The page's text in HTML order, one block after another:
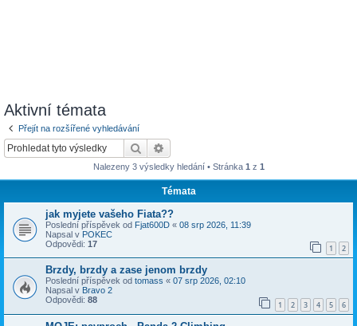
Aktivní témata
Přejít na rozšířené vyhledávání
Hledat
Nalezeny 3 výsledky hledání • Stránka 1 z 1
Témata
jak myjete vašeho Fiata??
Poslední příspěvek od Fjat600D « 08 srp 2026, 11:39
Napsal v POKEC
Odpovědi: 17 1 2
Brzdy, brzdy a zase jenom brzdy
Poslední příspěvek od tomass « 07 srp 2026, 02:10
Napsal v Bravo 2
Odpovědi: 88 1 2 3 4 5 6